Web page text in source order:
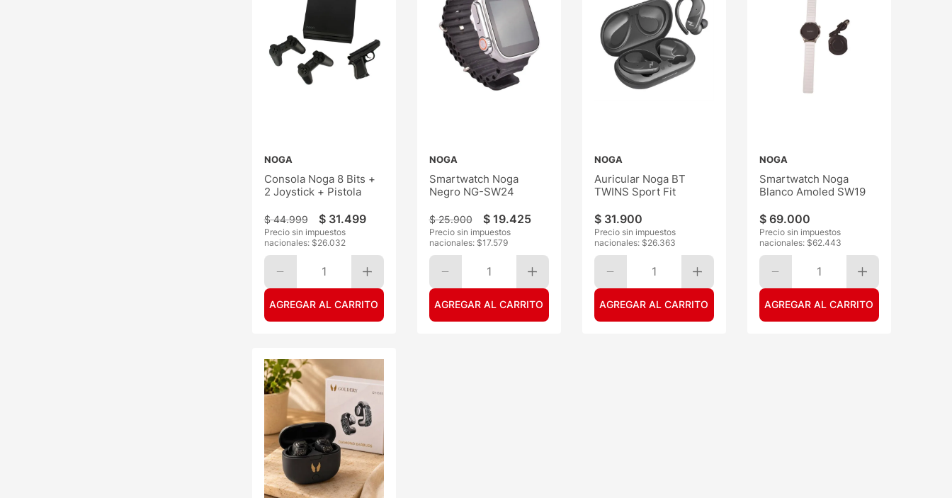
NOGA
Consola Noga 8 Bits +
2 Joystick + Pistola
$ 44.999 $ 31.499
Precio sin impuestos
nacionales: $26.032
1
AGREGAR AL CARRITO
NOGA
Smartwatch Noga
Negro NG-SW24
$ 25.900 $ 19.425
Precio sin impuestos
nacionales: $17.579
1
AGREGAR AL CARRITO
NOGA
Auricular Noga BT
TWINS Sport Fit
$ 31.900
Precio sin impuestos
nacionales: $26.363
1
AGREGAR AL CARRITO
NOGA
Smartwatch Noga
Blanco Amoled SW19
$ 69.000
Precio sin impuestos
nacionales: $62.443
1
AGREGAR AL CARRITO